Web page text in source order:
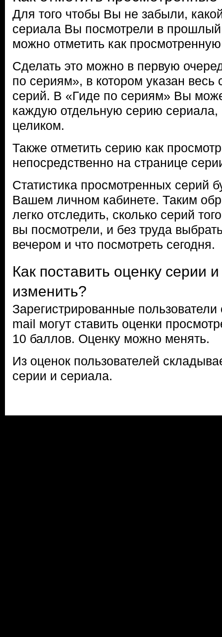
Для того чтобы Вы не забыли,
сериала Вы посмотрели в
можно отметить как
Сделать это можно в первую
по сериям», в котором указан
серий. В «Гиде по сериям» Вы
каждую отдельную серию сериала,
целиком.
Также отметить серию как
непосредственно на странице
Статистика просмотренных серий
Вашем личном кабинете. Таким
легко отследить, сколько серий
вы посмотрели, и без труда
вечером и что посмотреть сегодня.
Как поставить оценку серии
изменить?
Зарегистрированные
mail могут ставить оценки
10 баллов. Оценку можно менять.
Из оценок пользователей
серии и сериала.